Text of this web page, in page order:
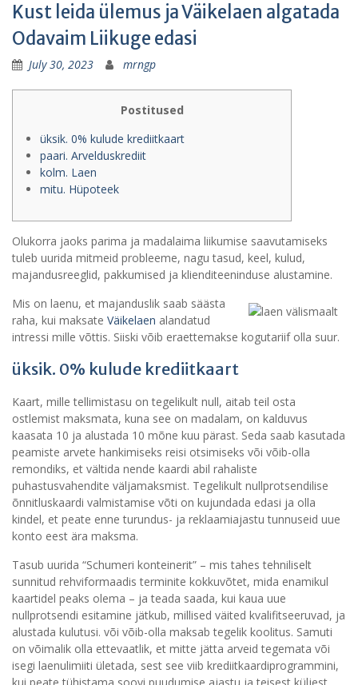
Kust leida ülemus ja Väikelaen algatada
Odavaim Liikuge edasi
July 30, 2023 mrngp
Postitused
üksik. 0% kulude krediitkaart
paari. Arvelduskrediit
kolm. Laen
mitu. Hüpoteek
Olukorra jaoks parima ja madalaima liikumise saavutamiseks
tuleb uurida mitmeid probleeme, nagu tasud, keel, kulud,
majandusreeglid, pakkumised ja klienditeeninduse alustamine.
Mis on laenu, et majanduslik saab säästa
raha, kui maksate Väikelaen alandatud
intressi mille võttis. Siiski võib eraettemakse kogutariif olla suur.
üksik. 0% kulude krediitkaart
Kaart, mille tellimistasu on tegelikult null, aitab teil osta
ostlemist maksmata, kuna see on madalam, on kalduvus
kaasata 10 ja alustada 10 mõne kuu pärast. Seda saab kasutada
peamiste arvete hankimiseks reisi otsimiseks või võib-olla
remondiks, et vältida nende kaardi abil rahaliste
puhastusvahendite väljamaksmist. Tegelikult nullprotsendilise
õnnitluskaardi valmistamise võti on kujundada edasi ja olla
kindel, et peate enne turundus- ja reklaamiajastu tunnuseid uue
konto eest ära maksma.
Tasub uurida “Schumeri konteinerit” – mis tahes tehniliselt
sunnitud rehviformaadis terminite kokkuvõtet, mida enamikul
kaartidel peaks olema – ja teada saada, kui kaua uue
nullprotsendi esitamine jätkub, millised väited kvalifitseeruvad, ja
alustada kulutusi. või võib-olla maksab tegelik koolitus. Samuti
on võimalik olla ettevaatlik, et mitte jätta arveid tegemata või
isegi laenulimiiti ületada, sest see viib krediitkaardiprogrammini,